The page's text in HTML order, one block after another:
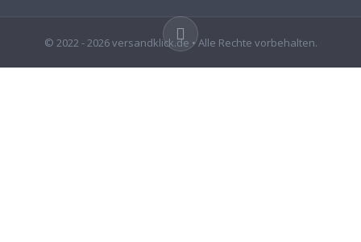
© 2022 - 2026 versandklick.de • Alle Rechte vorbehalten.